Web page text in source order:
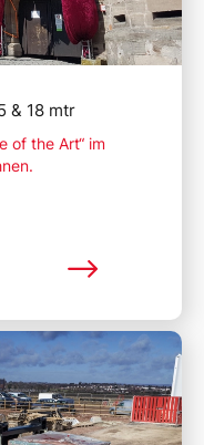
& 18 mtr
of the Art“ im